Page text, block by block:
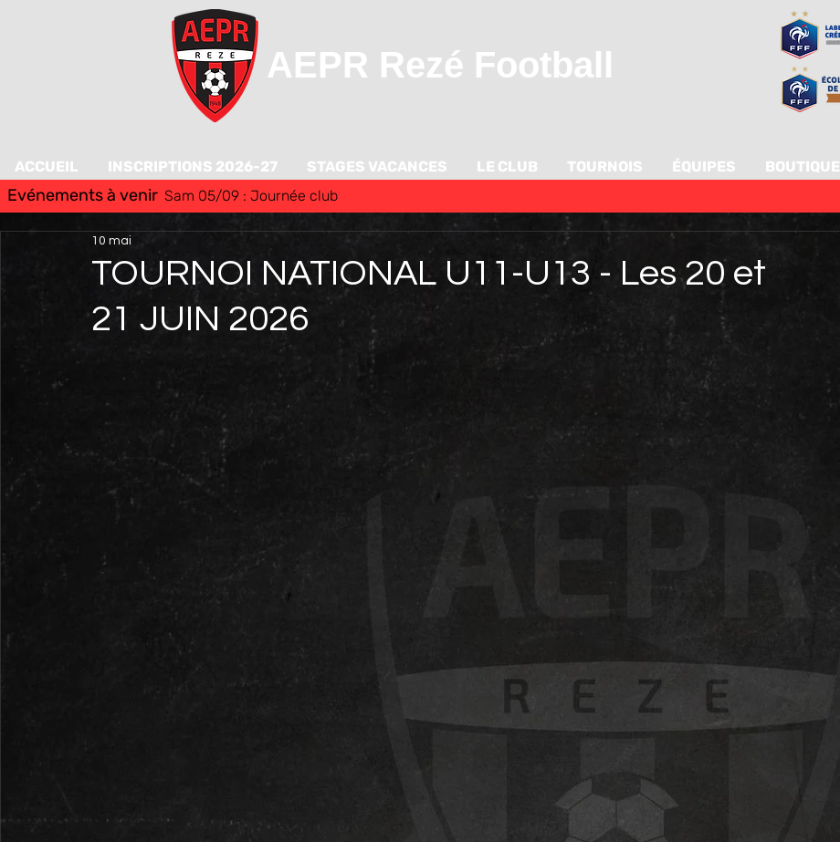
AEPR Rezé Football
ACCUEIL INSCRIPTIONS 2026-27 STAGES VACANCES LE CLUB TOURNOIS ÉQUIPES BOUTIQUE
Evénements à venir Sam 05/09 : Journée club
TOURNOI NATIONAL U11-U13 - Les 20 et
21 JUIN 2026
10 mai